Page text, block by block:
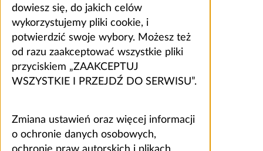
dowiesz się, do jakich celów
wykorzystujemy pliki cookie, i
potwierdzić swoje wybory. Możesz też
od razu zaakceptować wszystkie pliki
przyciskiem „ZAAKCEPTUJ
WSZYSTKIE I PRZEJDŹ DO SERWISU”.
Zmiana ustawień oraz więcej informacji
o ochronie danych osobowych,